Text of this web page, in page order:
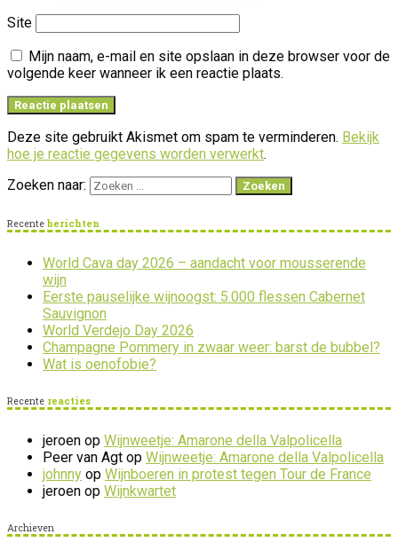
Site
Mijn naam, e-mail en site opslaan in deze browser voor de
volgende keer wanneer ik een reactie plaats.
Deze site gebruikt Akismet om spam te verminderen. Bekijk
hoe je reactie gegevens worden verwerkt.
Zoeken naar:
Recente berichten
World Cava day 2026 – aandacht voor mousserende
wijn
Eerste pauselijke wijnoogst: 5.000 flessen Cabernet
Sauvignon
World Verdejo Day 2026
Champagne Pommery in zwaar weer: barst de bubbel?
Wat is oenofobie?
Recente reacties
jeroen op Wijnweetje: Amarone della Valpolicella
Peer van Agt op Wijnweetje: Amarone della Valpolicella
johnny op Wijnboeren in protest tegen Tour de France
jeroen op Wijnkwartet
Archieven